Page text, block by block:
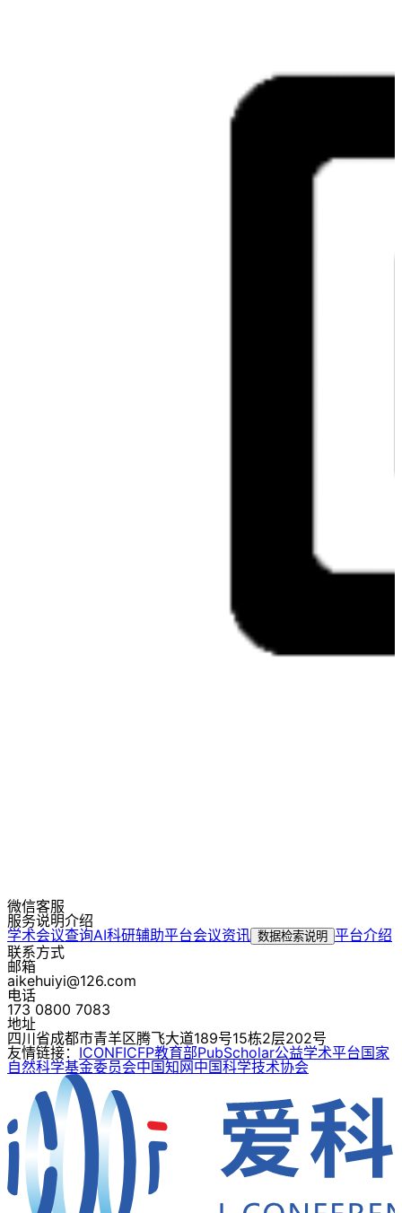
微信客服
服务说明介绍
学术会议查询AI科研辅助平台会议资讯 数据检索说明 平台介绍
联系方式
邮箱
aikehuiyi@126.com
电话
173 0800 7083
地址
四川省成都市青羊区腾飞大道189号15栋2层202号
友情链接： ICONFICFP教育部PubScholar公益学术平台国家
自然科学基金委员会中国知网中国科学技术协会